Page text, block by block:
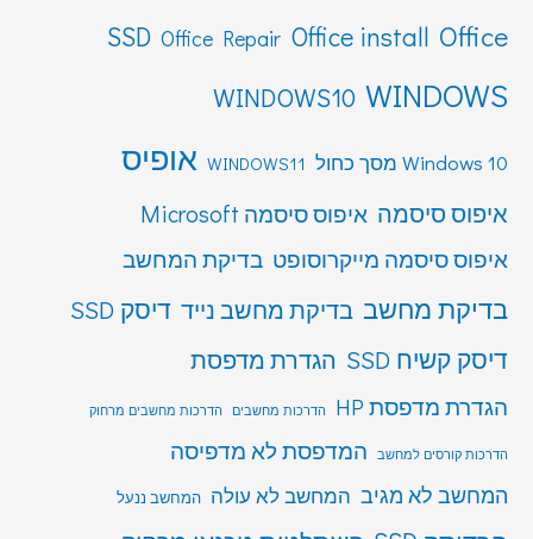
Office
Office install
Office Repair
SSD
WINDOWS
WINDOWS10
Windows 10 מסך כחול WINDOWS11 אופיס
איפוס סיסמה איפוס סיסמה Microsoft
איפוס סיסמה מייקרוסופט בדיקת המחשב
בדיקת מחשב בדיקת מחשב נייד דיסק SSD
דיסק קשיח SSD
הגדרת מדפסת
הגדרת מדפסת HP הדרכות מחשבים הדרכות מחשבים מרחוק
הדרכות קורסים למחשב המדפסת לא מדפיסה
המחשב לא מגיב המחשב לא עולה המחשב ננעל